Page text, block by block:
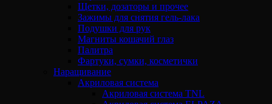
Щетки, дозаторы и прочее
Зажимы для снятия гель-лака
Подушки для рук
Магниты кошачий глаз
Палитра
Фартуки, сумки, косметички
Наращивание
Акриловая система
Акриловая система TNL